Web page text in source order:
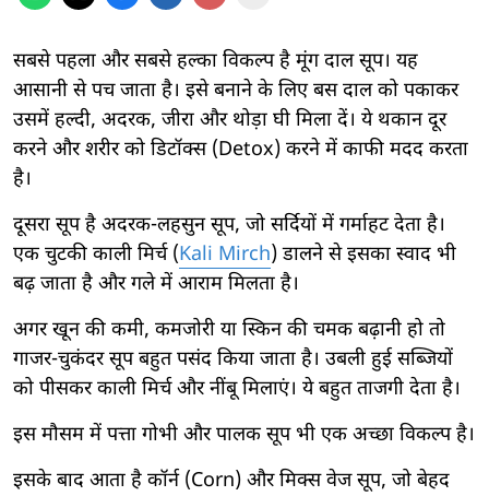
सबसे पहला और सबसे हल्का विकल्प है मूंग दाल सूप। यह
आसानी से पच जाता है। इसे बनाने के लिए बस दाल को पकाकर
उसमें हल्दी, अदरक, जीरा और थोड़ा घी मिला दें। ये थकान दूर
करने और शरीर को डिटॉक्स (Detox) करने में काफी मदद करता
है।
दूसरा सूप है अदरक-लहसुन सूप, जो सर्दियों में गर्माहट देता है।
एक चुटकी काली मिर्च (Kali Mirch) डालने से इसका स्वाद भी
बढ़ जाता है और गले में आराम मिलता है।
अगर खून की कमी, कमजोरी या स्किन की चमक बढ़ानी हो तो
गाजर-चुकंदर सूप बहुत पसंद किया जाता है। उबली हुई सब्जियों
को पीसकर काली मिर्च और नींबू मिलाएं। ये बहुत ताजगी देता है।
इस मौसम में पत्ता गोभी और पालक सूप भी एक अच्छा विकल्प है।
इसके बाद आता है कॉर्न (Corn) और मिक्स वेज सूप, जो बेहद